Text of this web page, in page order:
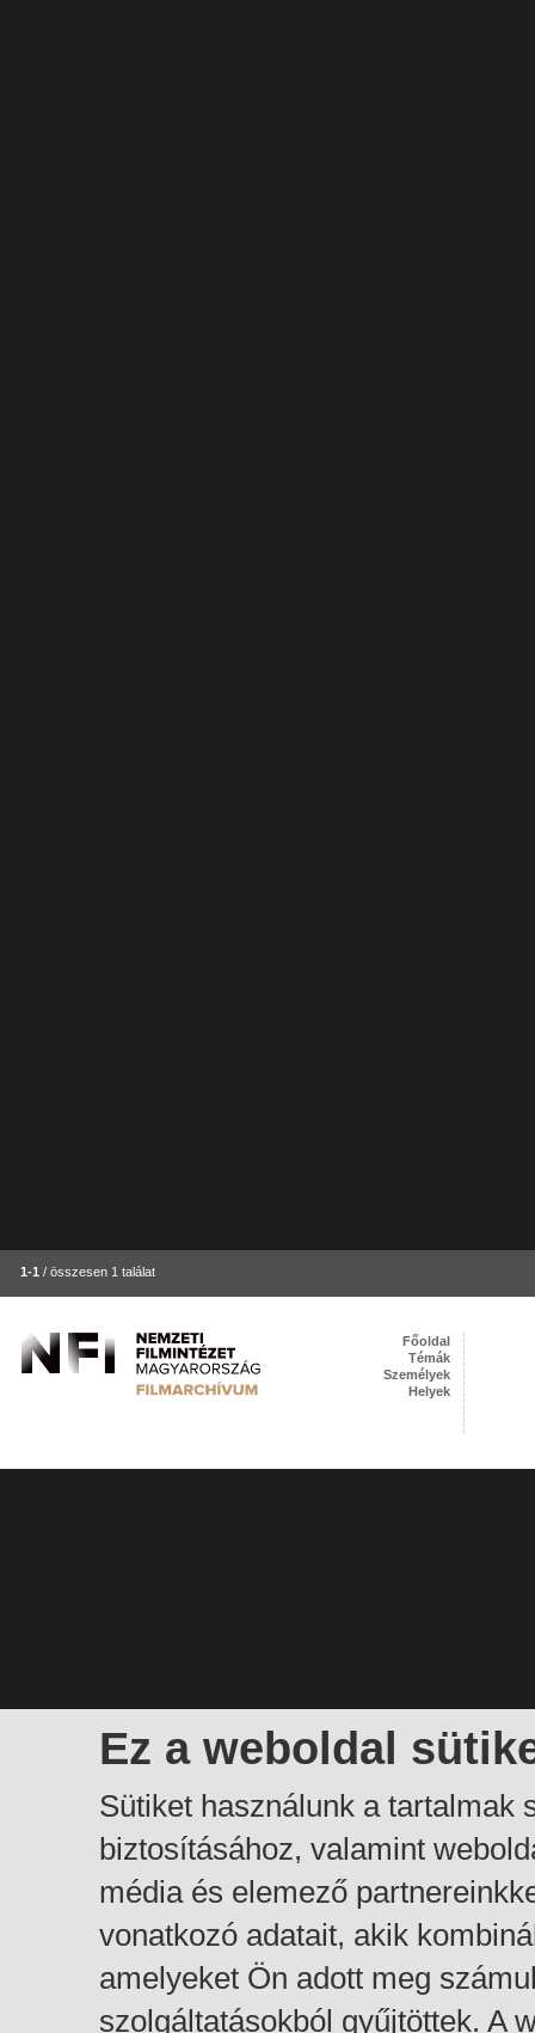
1-1 / összesen 1 találat
Ez a weboldal
Sütiket használunk a tartalmak
biztosításához, valamint
média és elemező
vonatkozó adatait, akik
amelyeket Ön adott meg
szolgáltatásokból gyűjtöttek. A
Főoldal
Témák
Személyek
Helyek